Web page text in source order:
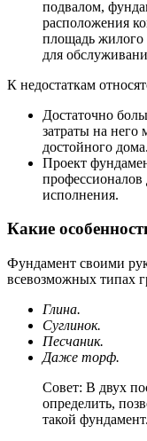
подвалом,
расположения
площадь жилого
для
К недостаткам
Достаточно
затраты на него
достойного дома.
Проект
профессионалов
исполнения.
Какие
Фундамент своими
всевозможных типах
Глина.
Суглинок.
Песчаник.
Даже торф.
Совет: В двух
определить,
такой фундамент.